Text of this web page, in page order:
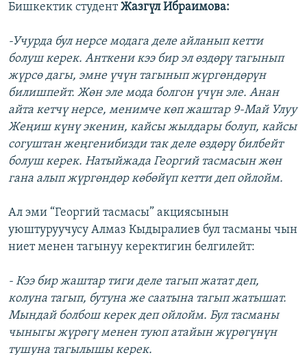
Бишкектик студентЖазгүл Ибраимова:
-Учурда бул нерсе модага деле айланып кетти
болуш керек. Анткени кээ бир эл өздөрү тагынып
жүрсө дагы, эмне үчүн тагынып жүргөндөрүн
билишпейт. Жөн эле мода болгон үчүн эле. Анан
айта кетчү нерсе, менимче көп жаштар 9-Май Улуу
Жеңиш күнү экенин, кайсы жылдары болуп, кайсы
согуштан жеңгенибизди так деле өздөрү билбейт
болуш керек. Натыйжада Георгий тасмасын жөн
гана алып жүргөндөр көбөйүп кетти деп ойлойм.
Ал эми “Георгий тасмасы” акциясынын
уюштуруучусу Алмаз Кыдыралиев бул тасманы чын
ниет менен тагынуу керектигин белгилейт:
- Кээ бир жаштар тиги деле тагып жатат деп,
колуна тагып, бутуна же саатына тагып жатышат.
Мындай болбош керек деп ойлойм. Бул тасманы
чыныгы жүрөгү менен туюп атайын жүрөгүнүн
тушуна тагылышы керек.